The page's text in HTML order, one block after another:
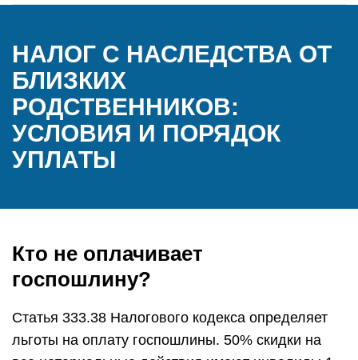
НАЛОГ С НАСЛЕДСТВА ОТ
БЛИЗКИХ
РОДСТВЕННИКОВ:
УСЛОВИЯ И ПОРЯДОК
УПЛАТЫ
Кто не оплачивает
госпошлину?
Статья 333.38 Налогового кодекса определяет
льготы на оплату госпошлины. 50% скидки на